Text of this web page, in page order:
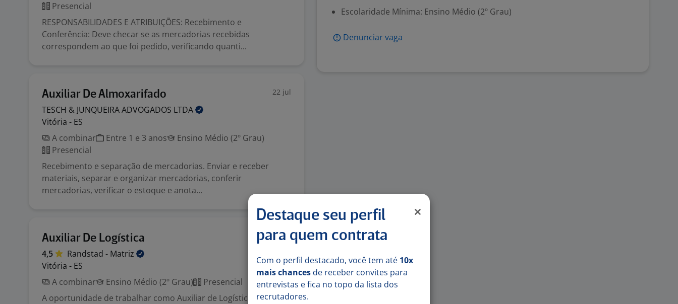
Presencial
RESPONSABILIDADES E ATRIBUIÇÕES: Recebimento e
Conferência: Deve checar se as mercadorias recebidas
correspondem ao que foi pedido, verificando quanti...
Auxiliar De Almoxarifado 22 jul
TESCH & JUNQUEIRA ADVOGADOS LTDA
Vitória - ES
A combinar
Entre 1 e 3 anos
Ensino Médio (2º Grau)
Presencial
Recebimento e separação de mercadorias. Enviar e receber
materiais, separar e organizar mercadorias, conferir
mercadorias, verificar o estoque e anota...
Auxiliar De Logística 2 jul
4,5 Randstad - Matriz
Vitória - ES
A combinar
Ensino Médio (2º Grau)
Presencial
A oportunidade de trabalhar como Auxiliar de Logística na
Escolaridade Mínima: Ensino Médio (2º Grau)
Denunciar vaga
Destaque seu perfil
para quem contrata
Com o perfil destacado, você tem até 10x
mais chances de receber convites para
entrevistas e fica no topo da lista dos
recrutadores.